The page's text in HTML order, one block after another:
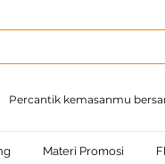
Percantik kemasanmu
Materi Promosi